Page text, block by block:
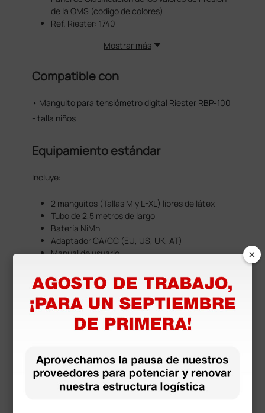
de la OMS (código de colores)
Ref. Riester: 1740
Mostrar más
Compatible con
• Manguito para tensiómetro digital Riester RBP-100
- talla niños
Equipamiento estándar
Incluye:
2 manguitos (Tallas M y L-XL) libres de látex
Tubo de 2,5 metros de largo
Batería NiMh
Adaptador CA/CC (EU, US, UK, AT)
Manual de usuario
Información técnica
Modos de medición: oscilométrico,
Rango de la presión diastólica: 30-200 mmHg
Rango de la frecuencia cardíaca: 40-200 lpm
Precisión estática: ±3 mmHg
×